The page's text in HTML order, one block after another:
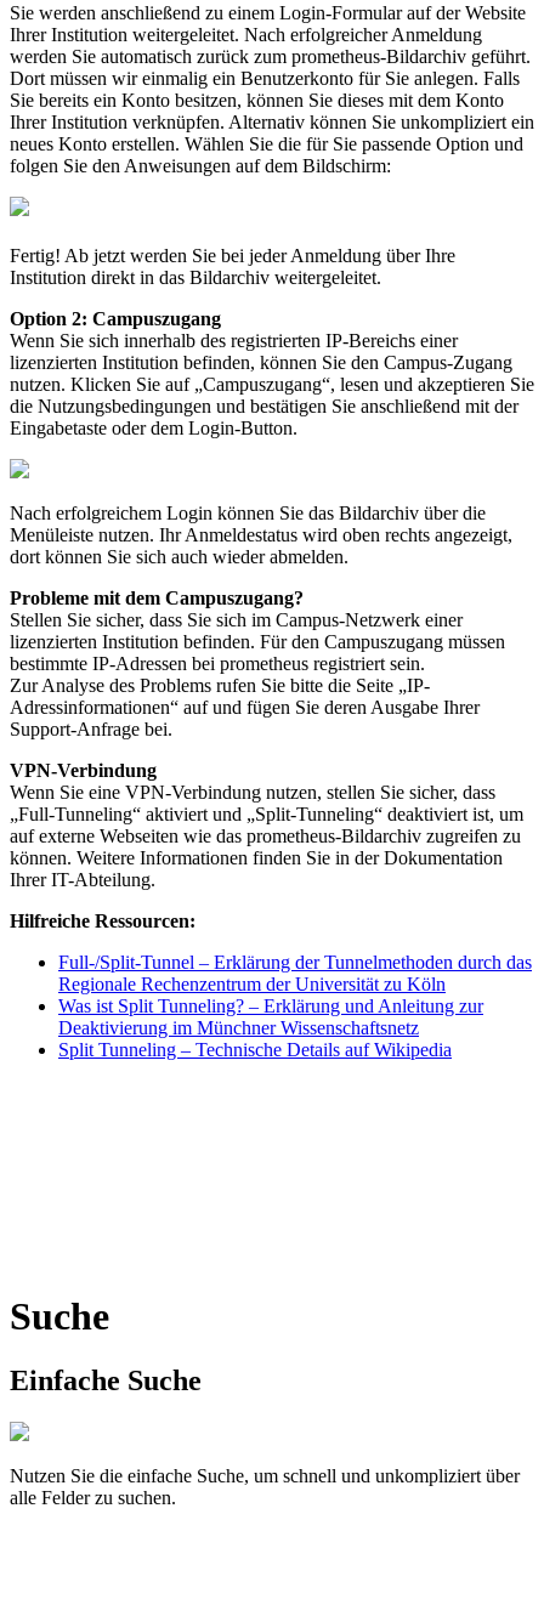
Sie werden anschließend zu einem Login-Formular auf der Website
Ihrer Institution weitergeleitet. Nach erfolgreicher Anmeldung
werden Sie automatisch zurück zum prometheus-Bildarchiv geführt.
Dort müssen wir einmalig ein Benutzerkonto für Sie anlegen. Falls
Sie bereits ein Konto besitzen, können Sie dieses mit dem Konto
Ihrer Institution verknüpfen. Alternativ können Sie unkompliziert ein
neues Konto erstellen. Wählen Sie die für Sie passende Option und
folgen Sie den Anweisungen auf dem Bildschirm:
Fertig! Ab jetzt werden Sie bei jeder Anmeldung über Ihre
Institution direkt in das Bildarchiv weitergeleitet.
Option 2: Campuszugang
Wenn Sie sich innerhalb des registrierten IP-Bereichs einer
lizenzierten Institution befinden, können Sie den Campus-Zugang
nutzen. Klicken Sie auf „Campuszugang“, lesen und akzeptieren Sie
die Nutzungsbedingungen und bestätigen Sie anschließend mit der
Eingabetaste oder dem Login-Button.
Nach erfolgreichem Login können Sie das Bildarchiv über die
Menüleiste nutzen. Ihr Anmeldestatus wird oben rechts angezeigt,
dort können Sie sich auch wieder abmelden.
Probleme mit dem Campuszugang?
Stellen Sie sicher, dass Sie sich im Campus-Netzwerk einer
lizenzierten Institution befinden. Für den Campuszugang müssen
bestimmte IP-Adressen bei prometheus registriert sein.
Zur Analyse des Problems rufen Sie bitte die Seite „IP-
Adressinformationen“ auf und fügen Sie deren Ausgabe Ihrer
Support-Anfrage bei.
VPN-Verbindung
Wenn Sie eine VPN-Verbindung nutzen, stellen Sie sicher, dass
„Full-Tunneling“ aktiviert und „Split-Tunneling“ deaktiviert ist, um
auf externe Webseiten wie das prometheus-Bildarchiv zugreifen zu
können. Weitere Informationen finden Sie in der Dokumentation
Ihrer IT-Abteilung.
Hilfreiche Ressourcen:
Full-/Split-Tunnel – Erklärung der Tunnelmethoden durch das
Regionale Rechenzentrum der Universität zu Köln
Was ist Split Tunneling? – Erklärung und Anleitung zur
Deaktivierung im Münchner Wissenschaftsnetz
Split Tunneling – Technische Details auf Wikipedia
Suche
Einfache Suche
Nutzen Sie die einfache Suche, um schnell und unkompliziert über
alle Felder zu suchen.